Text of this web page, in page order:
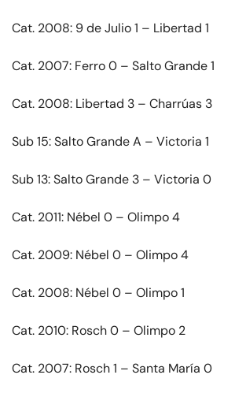
Cat. 2008: 9 de Julio 1 – Libertad 1
Cat. 2007: Ferro 0 – Salto Grande 1
Cat. 2008: Libertad 3 – Charrúas 3
Sub 15: Salto Grande A – Victoria 1
Sub 13: Salto Grande 3 – Victoria 0
Cat. 2011: Nébel 0 – Olimpo 4
Cat. 2009: Nébel 0 – Olimpo 4
Cat. 2008: Nébel 0 – Olimpo 1
Cat. 2010: Rosch 0 – Olimpo 2
Cat. 2007: Rosch 1 – Santa María 0